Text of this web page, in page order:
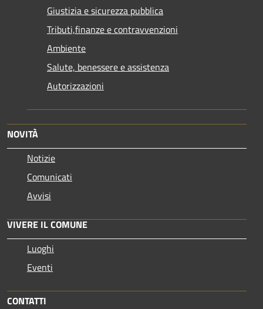
Giustizia e sicurezza pubblica
Tributi,finanze e contravvenzioni
Ambiente
Salute, benessere e assistenza
Autorizzazioni
NOVITÀ
Notizie
Comunicati
Avvisi
VIVERE IL COMUNE
Luoghi
Eventi
CONTATTI